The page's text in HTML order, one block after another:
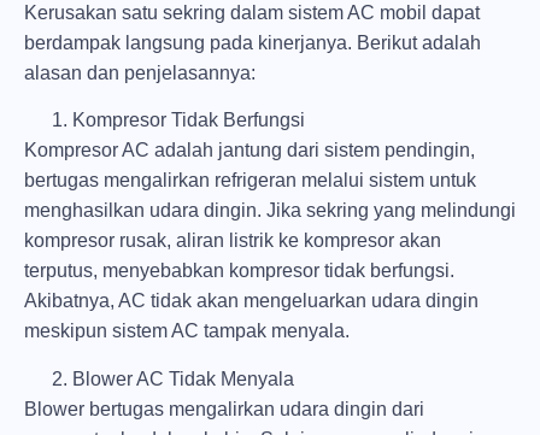
Kerusakan satu sekring dalam sistem AC mobil dapat
berdampak langsung pada kinerjanya. Berikut adalah
alasan dan penjelasannya:
Kompresor Tidak Berfungsi
Kompresor AC adalah jantung dari sistem pendingin,
bertugas mengalirkan refrigeran melalui sistem untuk
menghasilkan udara dingin. Jika sekring yang melindungi
kompresor rusak, aliran listrik ke kompresor akan
terputus, menyebabkan kompresor tidak berfungsi.
Akibatnya, AC tidak akan mengeluarkan udara dingin
meskipun sistem AC tampak menyala.
Blower AC Tidak Menyala
Blower bertugas mengalirkan udara dingin dari